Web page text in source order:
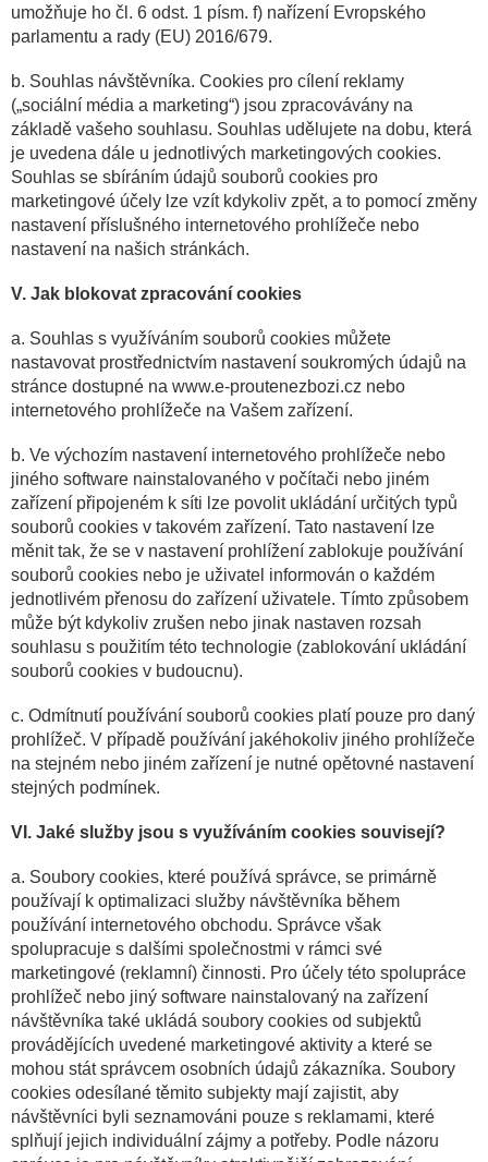
umožňuje ho čl. 6 odst. 1 písm. f) nařízení Evropského
parlamentu a rady (EU) 2016/679.
b. Souhlas návštěvníka. Cookies pro cílení reklamy
(„sociální média a marketing“) jsou zpracovávány na
základě vašeho souhlasu. Souhlas udělujete na dobu, která
je uvedena dále u jednotlivých marketingových cookies.
Souhlas se sbíráním údajů souborů cookies pro
marketingové účely lze vzít kdykoliv zpět, a to pomocí změny
nastavení příslušného internetového prohlížeče nebo
nastavení na našich stránkách.
V. Jak blokovat zpracování cookies
a. Souhlas s využíváním souborů cookies můžete
nastavovat prostřednictvím nastavení soukromých údajů na
stránce dostupné na www.e-proutenezbozi.cz nebo
internetového prohlížeče na Vašem zařízení.
b. Ve výchozím nastavení internetového prohlížeče nebo
jiného software nainstalovaného v počítači nebo jiném
zařízení připojeném k síti lze povolit ukládání určitých typů
souborů cookies v takovém zařízení. Tato nastavení lze
měnit tak, že se v nastavení prohlížení zablokuje používání
souborů cookies nebo je uživatel informován o každém
jednotlivém přenosu do zařízení uživatele. Tímto způsobem
může být kdykoliv zrušen nebo jinak nastaven rozsah
souhlasu s použitím této technologie (zablokování ukládání
souborů cookies v budoucnu).
c. Odmítnutí používání souborů cookies platí pouze pro daný
prohlížeč. V případě používání jakéhokoliv jiného prohlížeče
na stejném nebo jiném zařízení je nutné opětovné nastavení
stejných podmínek.
VI. Jaké služby jsou s využíváním cookies souvisejí?
a. Soubory cookies, které používá správce, se primárně
používají k optimalizaci služby návštěvníka během
používání internetového obchodu. Správce však
spolupracuje s dalšími společnostmi v rámci své
marketingové (reklamní) činnosti. Pro účely této spolupráce
prohlížeč nebo jiný software nainstalovaný na zařízení
návštěvníka také ukládá soubory cookies od subjektů
provádějících uvedené marketingové aktivity a které se
mohou stát správcem osobních údajů zákazníka. Soubory
cookies odesílané těmito subjekty mají zajistit, aby
návštěvníci byli seznamováni pouze s reklamami, které
splňují jejich individuální zájmy a potřeby. Podle názoru